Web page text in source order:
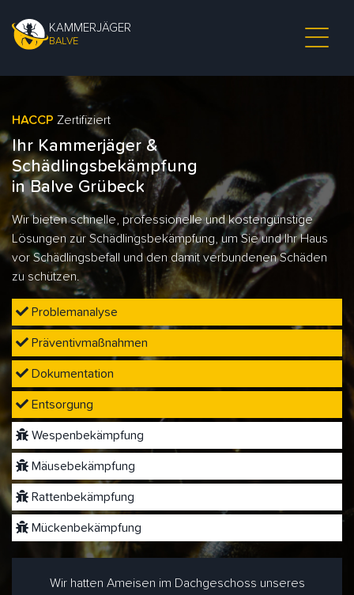
KAMMERJÄGER
BALVE
HACCP Zertifiziert
Ihr Kammerjäger &
Schädlingsbekämpfung
in Balve Grübeck
Wir bieten schnelle, professionelle und kostengünstige
Lösungen zur Schädlingsbekämpfung, um Sie und Ihr Haus
vor Schädlingsbefall und den damit verbundenen Schäden
zu schützen.
Problemanalyse
Präventivmaßnahmen
Dokumentation
Entsorgung
Wespenbekämpfung
Mäusebekämpfung
Rattenbekämpfung
Mückenbekämpfung
Wir hatten Ameisen im Dachgeschoss unseres